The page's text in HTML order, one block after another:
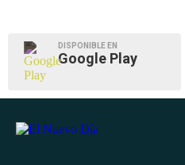
DISPONIBLE EN
Google Play